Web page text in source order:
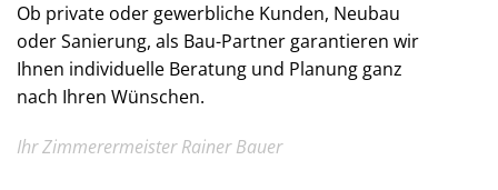
Ob private oder gewerbliche Kunden, Neubau
oder Sanierung, als Bau-Partner garantieren wir
Ihnen individuelle Beratung und Planung ganz
nach Ihren Wünschen.
Ihr Zimmerermeister Rainer Bauer